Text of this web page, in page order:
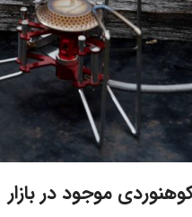
موجود در بازار